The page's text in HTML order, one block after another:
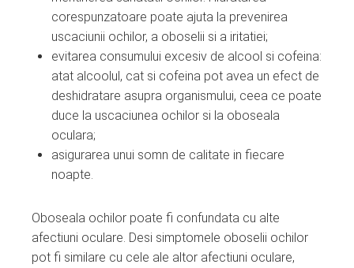
corespunzatoare poate ajuta la prevenirea
uscaciunii ochilor, a oboselii si a iritatiei;
evitarea consumului excesiv de alcool si cofeina:
atat alcoolul, cat si cofeina pot avea un efect de
deshidratare asupra organismului, ceea ce poate
duce la uscaciunea ochilor si la oboseala
oculara;
asigurarea unui somn de calitate in fiecare
noapte.
Oboseala ochilor poate fi confundata cu alte
afectiuni oculare. Desi simptomele oboselii ochilor
pot fi similare cu cele ale altor afectiuni oculare,